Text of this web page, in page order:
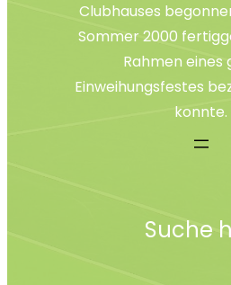
Clubhauses
Sommer 2000
Rahmen eines
Einweihungsfestes
konnte.
Suche